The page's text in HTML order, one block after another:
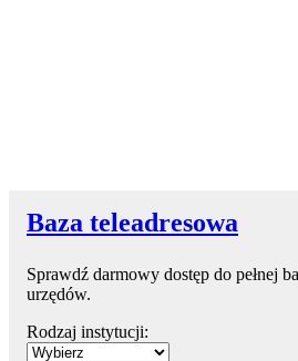
Baza teleadresowa
Sprawdź darmowy dostęp do pełnej
urzędów.
Rodzaj instytucji: